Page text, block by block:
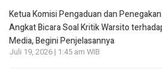
Ketua Komisi Pengaduan dan
Angkat Bicara Soal Kritik Warsito
Media, Begini Penjelasannya
Juli 19, 2026 | 1:45 am WIB